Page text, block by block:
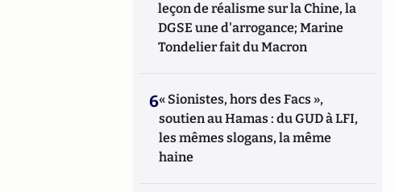
leçon de réalisme sur la Chine, la
DGSE une d'arrogance; Marine
Tondelier fait du Macron
6« Sionistes, hors des Facs »,
soutien au Hamas : du GUD à LFI,
les mêmes slogans, la même
haine